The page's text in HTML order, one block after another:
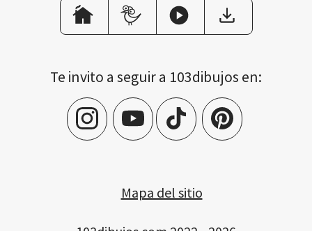
Te invito a seguir a 103dibujos en:
Mapa del sitio